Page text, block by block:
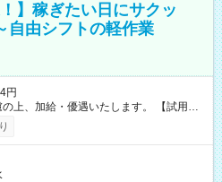
】稼ぎたい日にサクッ
自由シフトの軽作業
円
加給・優遇いたします。 【試用期